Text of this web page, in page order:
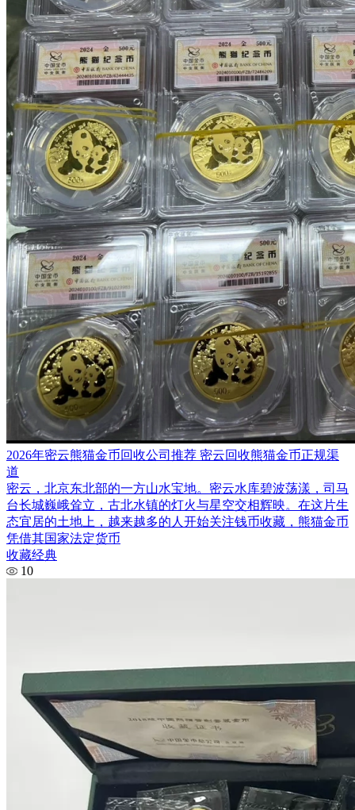
2026年密云熊猫金币回收公司推荐 密云回收熊猫金币正规渠
道
密云，北京东北部的一方山水宝地。密云水库碧波荡漾，司马
台长城巍峨耸立，古北水镇的灯火与星空交相辉映。在这片生
态宜居的土地上，越来越多的人开始关注钱币收藏，熊猫金币
凭借其国家法定货币
收藏经典
10